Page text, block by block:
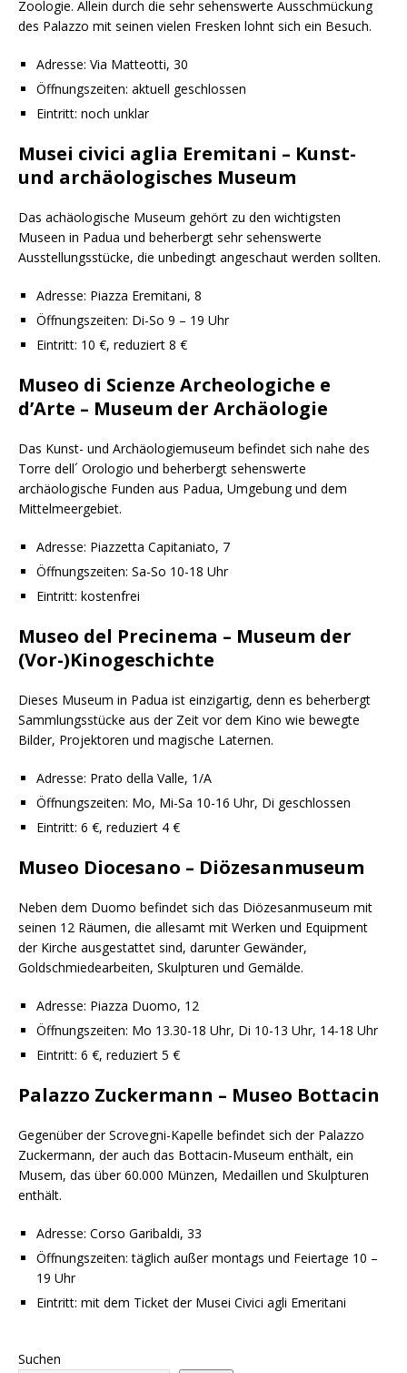
Zoologie. Allein durch die sehr sehenswerte Ausschmückung
des Palazzo mit seinen vielen Fresken lohnt sich ein Besuch.
Adresse: Via Matteotti, 30
Öffnungszeiten: aktuell geschlossen
Eintritt: noch unklar
Musei civici aglia Eremitani – Kunst-
und archäologisches Museum
Das achäologische Museum gehört zu den wichtigsten
Museen in Padua und beherbergt sehr sehenswerte
Ausstellungsstücke, die unbedingt angeschaut werden sollten.
Adresse: Piazza Eremitani, 8
Öffnungszeiten: Di-So 9 – 19 Uhr
Eintritt: 10 €, reduziert 8 €
Museo di Scienze Archeologiche e
d’Arte – Museum der Archäologie
Das Kunst- und Archäologiemuseum befindet sich nahe des
Torre dell´ Orologio und beherbergt sehenswerte
archäologische Funden aus Padua, Umgebung und dem
Mittelmeergebiet.
Adresse: Piazzetta Capitaniato, 7
Öffnungszeiten: Sa-So 10-18 Uhr
Eintritt: kostenfrei
Museo del Precinema – Museum der
(Vor-)Kinogeschichte
Dieses Museum in Padua ist einzigartig, denn es beherbergt
Sammlungsstücke aus der Zeit vor dem Kino wie bewegte
Bilder, Projektoren und magische Laternen.
Adresse: Prato della Valle, 1/A
Öffnungszeiten: Mo, Mi-Sa 10-16 Uhr, Di geschlossen
Eintritt: 6 €, reduziert 4 €
Museo Diocesano – Diözesanmuseum
Neben dem Duomo befindet sich das Diözesanmuseum mit
seinen 12 Räumen, die allesamt mit Werken und Equipment
der Kirche ausgestattet sind, darunter Gewänder,
Goldschmiedearbeiten, Skulpturen und Gemälde.
Adresse: Piazza Duomo, 12
Öffnungszeiten: Mo 13.30-18 Uhr, Di 10-13 Uhr, 14-18 Uhr
Eintritt: 6 €, reduziert 5 €
Palazzo Zuckermann – Museo Bottacin
Gegenüber der Scrovegni-Kapelle befindet sich der Palazzo
Zuckermann, der auch das Bottacin-Museum enthält, ein
Musem, das über 60.000 Münzen, Medaillen und Skulpturen
enthält.
Adresse: Corso Garibaldi, 33
Öffnungszeiten: täglich außer montags und Feiertage 10 –
19 Uhr
Eintritt: mit dem Ticket der Musei Civici agli Emeritani
Suchen